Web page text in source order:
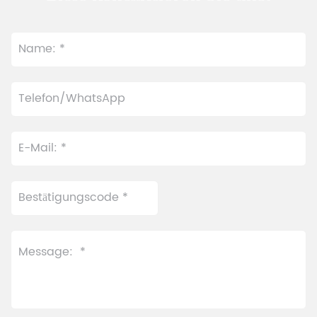
unterschiedliche
Brühverfahren bewahrt
die Frische des Tees,
Temperaturregelung
verfügt außerdem über
eine innovative,
Aktualisierung der
gleichermaßen entwickelt